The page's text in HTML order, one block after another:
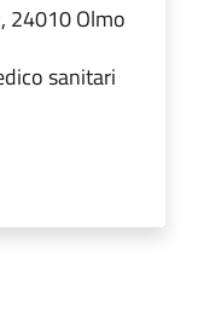
24010 Olmo
sanitari